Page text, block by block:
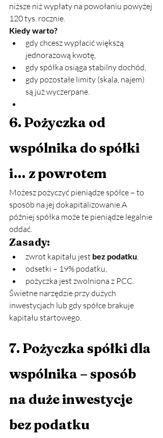
niższe niż wypłaty na powołaniu powyżej
120 tys. rocznie.
Kiedy warto?
gdy chcesz wypłacić większą
jednorazową kwotę,
gdy spółka osiąga stabilny dochód,
gdy pozostałe limity (skala, najem)
są już wyczerpane.
6. Pożyczka od
wspólnika do spółki
i… z powrotem
Możesz pożyczyć pieniądze spółce – to
sposób na jej dokapitalizowanie.A
później spółka może te pieniądze legalnie
oddać.
Zasady:
zwrot kapitału jest bez podatku,
odsetki – 19% podatku,
pożyczka jest zwolniona z PCC.
Świetne narzędzie przy dużych
inwestycjach lub gdy spółce brakuje
kapitału startowego.
7. Pożyczka spółki dla
wspólnika – sposób
na duże inwestycje
bez podatku